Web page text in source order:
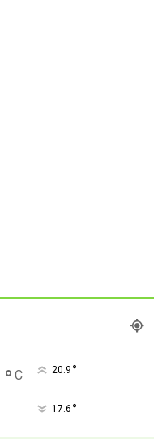
° C 20.9 °
17.6 °